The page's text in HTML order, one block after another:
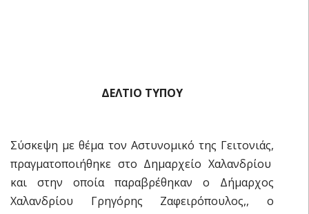
ΔΕΛΤΙΟ ΤΥΠΟΥ
Σύσκεψη με θέμα τον Αστυνομικό της Γειτονιάς,
πραγματοποιήθηκε στο Δημαρχείο Χαλανδρίου
και στην οποία παραβρέθηκαν ο Δήμαρχος
Χαλανδρίου Γρηγόρης Ζαφειρόπουλος,, ο